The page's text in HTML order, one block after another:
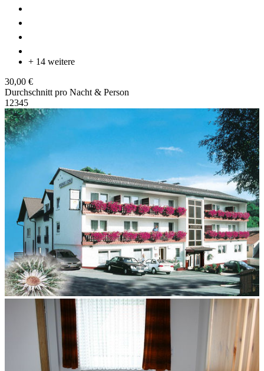
+ 14 weitere
30,00 €
Durchschnitt pro Nacht & Person
1 2345